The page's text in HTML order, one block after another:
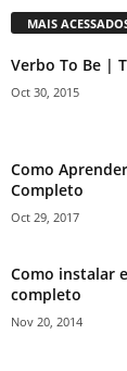
MAIS
Verbo To Be |
Oct 30, 2015
Como
Completo
Oct 29, 2017
Como instalar
completo
Nov 20, 2014